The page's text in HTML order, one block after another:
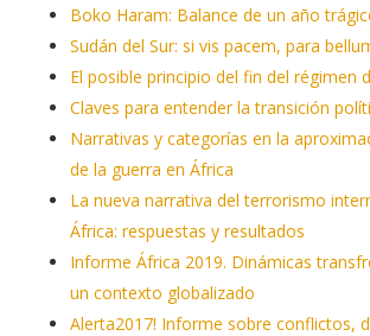
Boko Haram: Balance de un año
Sudán del Sur: si vis pacem, para
El posible principio del fin del régimen
Claves para entender la transición
Narrativas y categorías en la
de la guerra en África
La nueva narrativa del terrorismo
África: respuestas y resultados
Informe África 2019. Dinámicas
un contexto globalizado
Alerta2017! Informe sobre conflictos,